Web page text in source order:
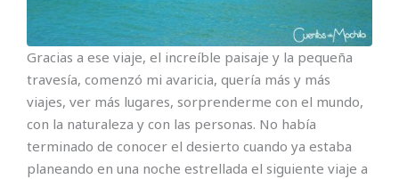
Gracias a ese viaje, el increíble paisaje y la pequeña
travesía, comenzó mi avaricia, quería más y más
viajes, ver más lugares, sorprenderme con el mundo,
con la naturaleza y con las personas. No había
terminado de conocer el desierto cuando ya estaba
planeando en una noche estrellada el siguiente viaje a